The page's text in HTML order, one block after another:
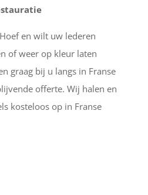
en wilt uw lederen
of weer op kleur laten
graag bij u langs in Franse
offerte. Wij halen en
kosteloos op in Franse